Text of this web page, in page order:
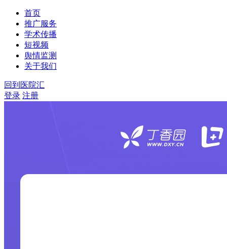
首页
推广服务
学术传播
短视频
舆情监测
关于我们
回到医院汇
登录 注册